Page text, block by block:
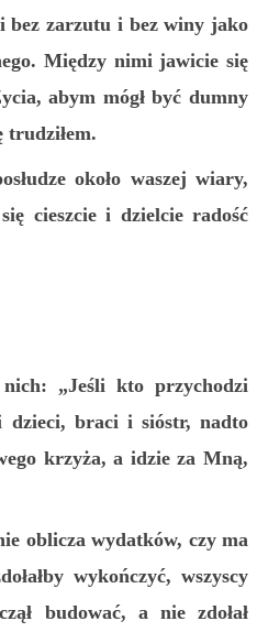
bez zarzutu i bez winy jako
Między nimi jawicie się
abym mógł być dumny
trudziłem.
około waszej wiary,
cieszcie i dzielcie radość
„Jeśli kto przychodzi
braci i sióstr, nadto
krzyża, a idzie za Mną,
oblicza wydatków, czy ma
wykończyć, wszyscy
budować, a nie zdołał